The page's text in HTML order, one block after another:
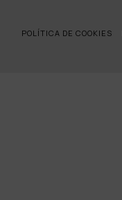
POLÍTICA DE COOKIES